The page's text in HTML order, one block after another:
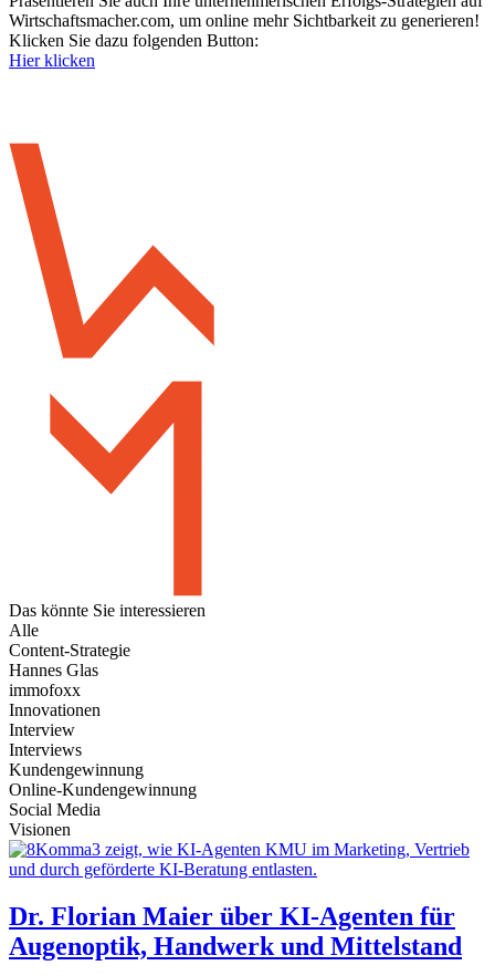
Wirtschaftsmacher.com, um online mehr Sichtbarkeit zu generieren!
Klicken Sie dazu folgenden Button:
Hier klicken
Das könnte Sie interessieren
Alle
Content-Strategie
Hannes Glas
immofoxx
Innovationen
Interview
Interviews
Kundengewinnung
Online-Kundengewinnung
Social Media
Visionen
Dr. Florian Maier über KI-Agenten für
Augenoptik, Handwerk und Mittelstand